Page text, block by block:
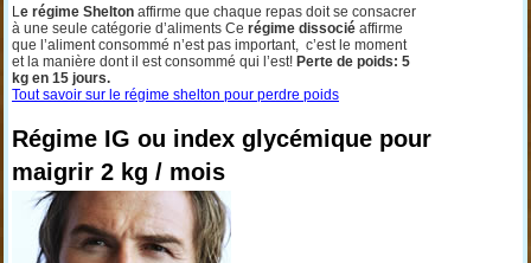
Le régime Sheltonaffirme que chaque repas doit se consacrer
à une seule catégorie d’aliments Ce régime dissociéaffirme
que l’aliment consommé n’est pas important, c’est le moment
et la manière dont il est consommé qui l’est! Perte de poids: 5
kg en 15 jours.
Tout savoir sur le régime shelton pour perdre poids
Régime IG ou index glycémique pour
maigrir 2 kg / mois